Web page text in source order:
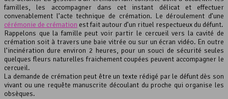
familles, les accompagner dans cet instant délicat et effectuer
convenablement l’acte technique de crémation. Le déroulement d’une
cérémonie de crémation est fait autour d’un rituel respectueux du défunt.
Rappelons que la famille peut voir partir le cercueil vers la cavité de
crémation soit à travers une baie vitrée ou sur un écran vidéo. En outre
l’incinération dure environ 2 heures, pour un souci de sécurité seules
quelques fleurs naturelles fraichement coupées peuvent accompagner le
cercueil.
La demande de crémation peut être un texte rédigé par le défunt dès son
vivant ou une requête manuscrite découlant du proche qui organise les
obsèques.